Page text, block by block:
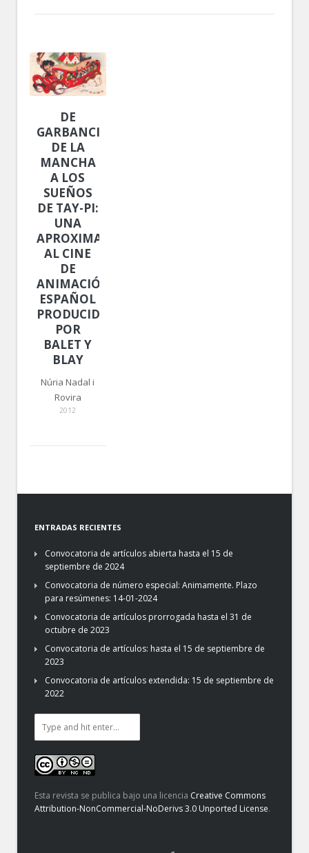
DE
GARBANCITO
DE LA
MANCHA
A LOS
SUEÑOS
DE TAY-PI:
UNA
APROXIMACIÓN
AL CINE
DE
ANIMACIÓN
ESPAÑOL
PRODUCIDO
POR
BALET Y
BLAY
Núria Nadal i
Rovira
2012
ENTRADAS RECIENTES
Convocatoria de artículos abierta hasta el 15 de
septiembre de 2024
Convocatoria de número especial: Animamente. Plazo
para resúmenes: 14-01-2024
Convocatoria de artículos prorrogada hasta el 31 de
octubre de 2023
Convocatoria de artículos: hasta el 15 de septiembre de
2023
Convocatoria de artículos extendida: 15 de septiembre de
2022
Esta revista se publica bajo una licencia Creative Commons
Attribution-NonCommercial-NoDerivs 3.0 Unported License.